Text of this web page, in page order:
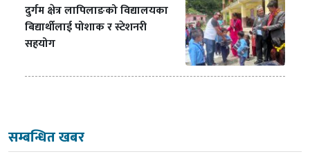
दुर्गम क्षेत्र लापिलाङको विद्यालयका
बिद्यार्थीलाई पोशाक र स्टेशनरी
सहयोग
सम्बन्धित खबर